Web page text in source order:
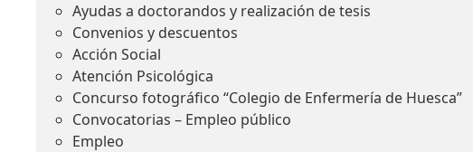
Ayudas a doctorandos y realización de tesis
Convenios y descuentos
Acción Social
Atención Psicológica
Concurso fotográfico “Colegio de Enfermería de Huesca”
Convocatorias – Empleo público
Empleo